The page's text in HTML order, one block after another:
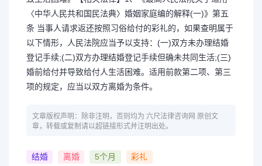
〈中华人民共和国民法典〉婚姻家庭编的解释(一)》第五
条 当事人请求返还按照习俗给付的彩礼的，如果查明属于
以下情形，人民法院应当予以支持：(一)双方未办理结婚
登记手续;(二)双方办理结婚登记手续但确未共同生活;(三)
婚前给付并导致给付人生活困难。适用前款第二项、第三
项的规定，应当以双方离婚为条件。
文章版权声明：除非注明，否则均为 六尺法律咨询网 原创文
章，转载或复制请以超链接形式并注明出处。
结婚 离婚 5个月 彩礼